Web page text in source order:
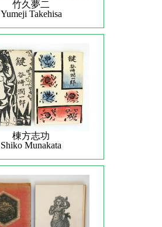
竹久夢二
Yumeji Takehisa
棟方志功
Shiko Munakata